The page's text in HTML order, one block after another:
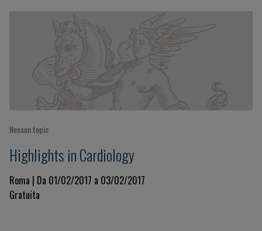
Nessun topic
Highlights in Cardiology
Roma | Da 01/02/2017 a 03/02/2017
Gratuita